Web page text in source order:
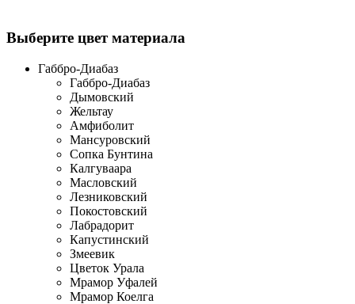
Выберите цвет материала
Габбро-Диабаз
Габбро-Диабаз
Дымовский
Жельтау
Амфиболит
Мансуровский
Сопка Бунтина
Калгуваара
Масловский
Лезниковский
Покостовский
Лабрадорит
Капустинский
Змеевик
Цветок Урала
Мрамор Уфалей
Мрамор Коелга